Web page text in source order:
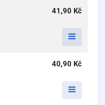
41,90 Kč
40,90 Kč